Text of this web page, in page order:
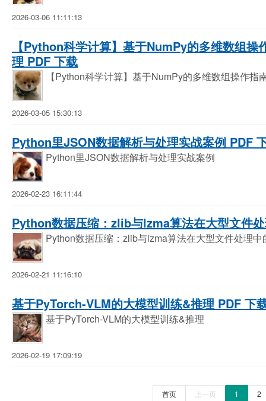
2026-03-06 11:11:13
【Python科学计算】基于NumPy的多维数组
理 PDF 下载
【Python科学计算】基于NumPy的多维数组操作
2026-03-05 15:30:13
Python里JSON数据解析与处理实战案例 PDF
Python里JSON数据解析与处理实战案例
2026-02-23 16:11:44
Python数据压缩：zlib与lzma算法在大型文件
Python数据压缩：zlib与lzma算法在大型文件处理中
2026-02-21 11:16:10
基于PyTorch-VLM的大模型训练&推理 PDF 下
基于PyTorch-VLM的大模型训练&推理
2026-02-19 17:09:19
首页 上一页 1 2